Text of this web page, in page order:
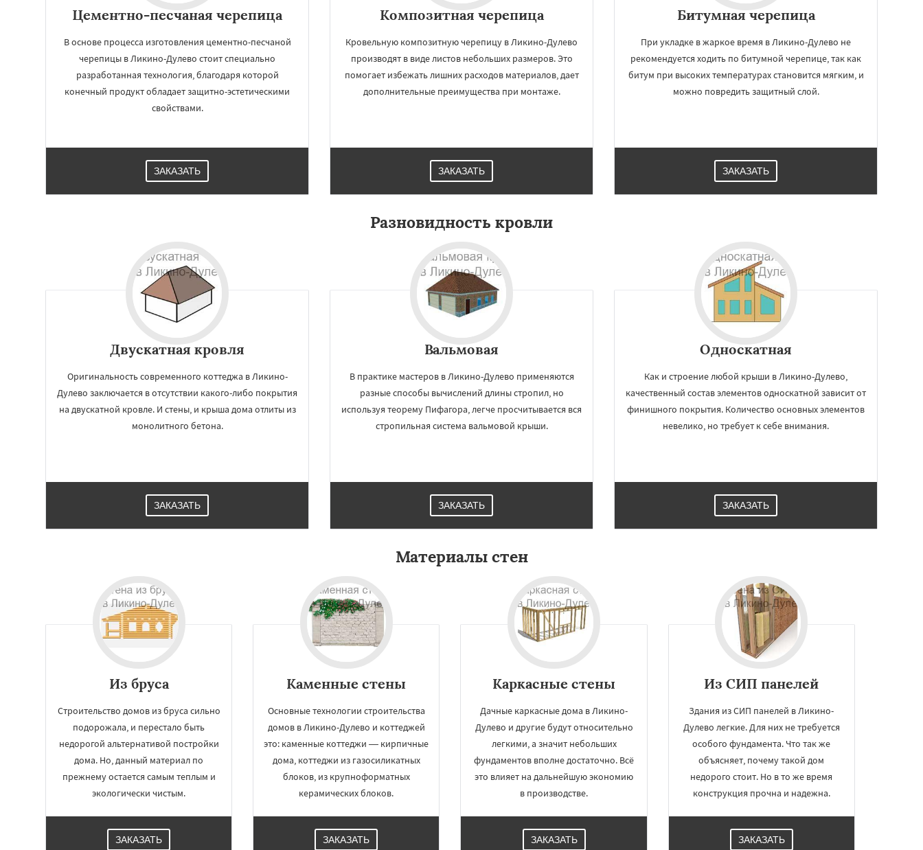
Цементно-песчаная черепица
В основе процесса изготовления цементно-песчаной
черепицы в Ликино-Дулево стоит специально
разработанная технология, благодаря которой
конечный продукт обладает защитно-эстетическими
свойствами.
ЗАКАЗАТЬ
Композитная черепица
Кровельную композитную черепицу в Ликино-Дулево
производят в виде листов небольших размеров. Это
помогает избежать лишних расходов материалов, дает
дополнительные преимущества при монтаже.
ЗАКАЗАТЬ
Битумная черепица
При укладке в жаркое время в Ликино-Дулево не
рекомендуется ходить по битумной черепице, так как
битум при высоких температурах становится мягким, и
можно повредить защитный слой.
ЗАКАЗАТЬ
Разновидность кровли
Двускатная кровля
Оригинальность современного коттеджа в Ликино-
Дулево заключается в отсутствии какого-либо покрытия
на двускатной кровле. И стены, и крыша дома отлиты из
монолитного бетона.
ЗАКАЗАТЬ
Вальмовая
В практике мастеров в Ликино-Дулево применяются
разные способы вычислений длины стропил, но
используя теорему Пифагора, легче просчитывается вся
стропильная система вальмовой крыши.
ЗАКАЗАТЬ
Односкатная
Как и строение любой крыши в Ликино-Дулево,
качественный состав элементов односкатной зависит от
финишного покрытия. Количество основных элементов
невелико, но требует к себе внимания.
ЗАКАЗАТЬ
Материалы стен
Из бруса
Строительство домов из бруса сильно
подорожала, и перестало быть
недорогой альтернативой постройки
дома. Но, данный материал по
прежнему остается самым теплым и
экологически чистым.
ЗАКАЗАТЬ
Каменные стены
Основные технологии строительства
домов в Ликино-Дулево и коттеджей
это: каменные коттеджи — кирпичные
дома, коттеджи из газосиликатных
блоков, из крупноформатных
керамических блоков.
ЗАКАЗАТЬ
Каркасные стены
Дачные каркасные дома в Ликино-
Дулево и другие будут относительно
легкими, а значит небольших
фундаментов вполне достаточно. Всё
это влияет на дальнейшую экономию
в производстве.
ЗАКАЗАТЬ
Из СИП панелей
Здания из СИП панелей в Ликино-
Дулево легкие. Для них не требуется
особого фундамента. Что так же
объясняет, почему такой дом
недорого стоит. Но в то же время
конструкция прочна и надежна.
ЗАКАЗАТЬ